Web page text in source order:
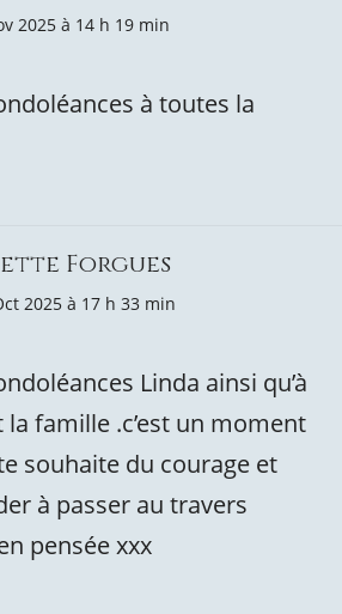
2025 à 14 h 19 min
à toutes la
Forgues
2025 à 17 h 33 min
Linda ainsi qu’à
famille .c’est un moment
souhaite du courage et
à passer au travers
pensée xxx